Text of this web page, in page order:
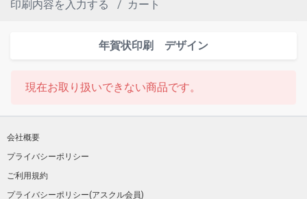
印刷内容を入力する
カート
年賀状印刷 デザイン
現在お取り扱いできない商品です。
会社概要
プライバシーポリシー
ご利用規約
プライバシーポリシー(アスクル会員)